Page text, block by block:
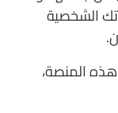
الشخصية
المنصة،